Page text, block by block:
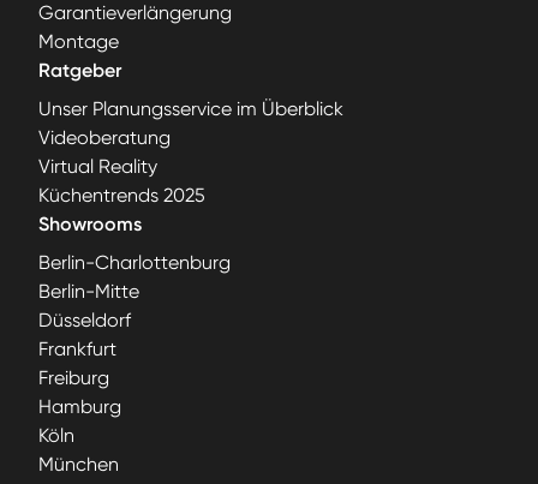
Garantieverlängerung
Montage
Ratgeber
Unser Planungsservice im Überblick
Videoberatung
Virtual Reality
Küchentrends 2025
Showrooms
Berlin-Charlottenburg
Berlin-Mitte
Düsseldorf
Frankfurt
Freiburg
Hamburg
Köln
München